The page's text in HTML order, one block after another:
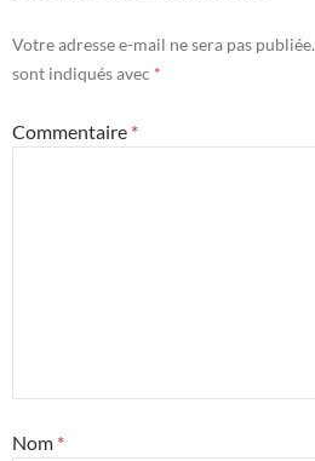
Votre adresse e-mail ne sera pas publiée.
sont indiqués avec *
Commentaire *
Nom *